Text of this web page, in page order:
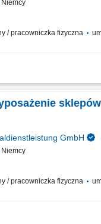
Niemcy
/ pracowniczka fizyczna
i montaż schodów
GmbH
Niemcy
/ pracowniczka fizyczna